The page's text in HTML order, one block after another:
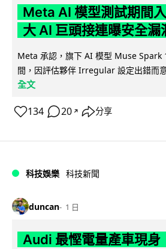
Meta AI 模型測試期間
大 AI 巨頭接連曝安全漏
Meta 承認，旗下 AI 模型 Muse Spark
間，因評估夥伴 Irregular 設定出錯而
全文
134 20 ↗ 分享
科技娛樂 科技新聞
duncan 1 日
Audi 最慳電量產車現